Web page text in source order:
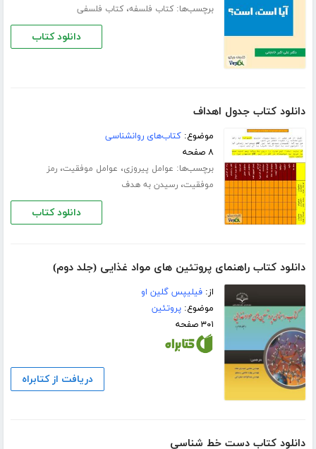
برچسب‌ها:کتاب فلسفه،کتاب فلسفی
دانلود کتاب
دانلود کتاب جدول اهداف
موضوع:کتاب‌های روانشناسی
۸ صفحه
برچسب‌ها: عوامل پیروزی، عوامل موفقیت،رمز
موفقیت،رسیدن به هدف
دانلود کتاب
دانلود کتاب راهنمای پروتئین های مواد غذایی (جلد دوم)
از:فیلیپس ‏‫گلین او
موضوع:پروتئین
۳۰۱ صفحه
دریافت از کتابراه
دانلود کتاب دست خط شناسی